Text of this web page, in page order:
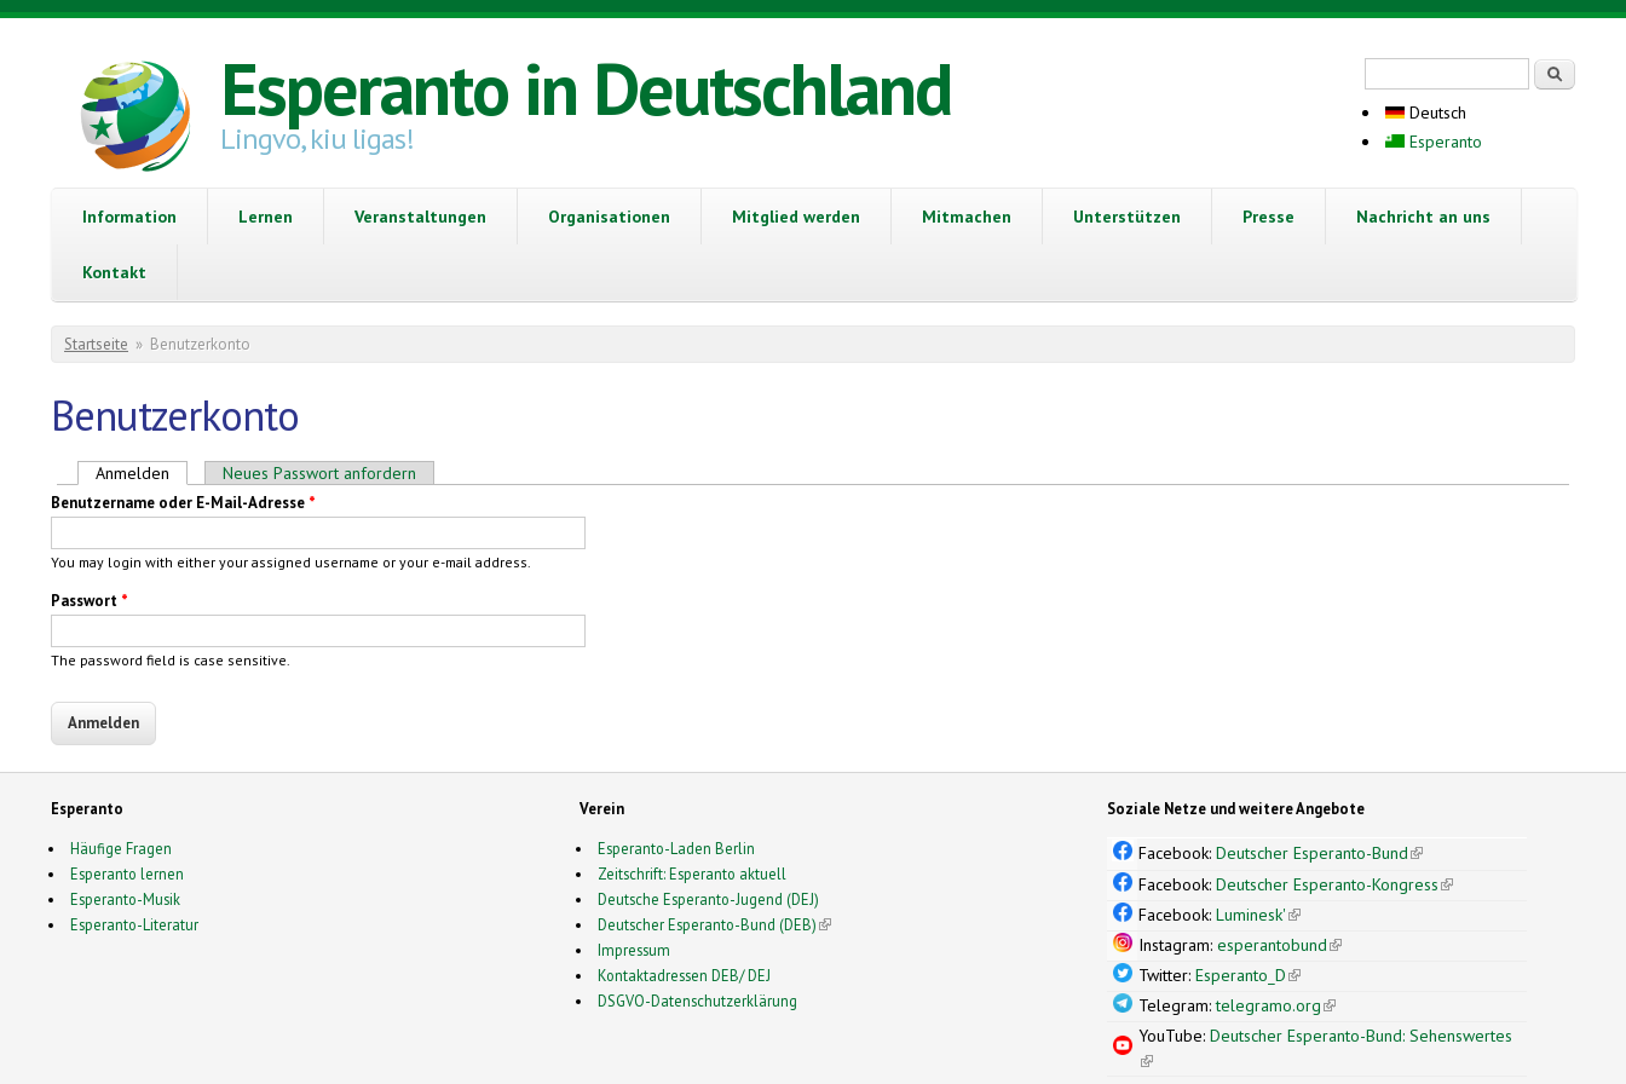
Direkt zum Inhalt
Esperanto in Deutschland
Lingvo, kiu ligas!
Deutsch
Esperanto
Information Lernen Veranstaltungen Organisationen Mitglied werden Mitmachen Unterstützen Presse Nachricht an uns
Kontakt
Sie sind hier
Startseite » Benutzerkonto
Benutzerkonto
Haupt-Reiter
Anmelden (aktiver Reiter)
Neues Passwort anfordern
Benutzername oder E-Mail-Adresse *
You may login with either your assigned username or your e-mail address.
Passwort *
The password field is case sensitive.
Esperanto
Häufige Fragen
Esperanto lernen
Esperanto-Musik
Esperanto-Literatur
Verein
Esperanto-Laden Berlin
Zeitschrift: Esperanto aktuell
Deutsche Esperanto-Jugend (DEJ)
Deutscher Esperanto-Bund (DEB)(link is external)
Impressum
Kontaktadressen DEB/ DEJ
DSGVO-Datenschutzerklärung
Soziale Netze und weitere Angebote
Facebook:Deutscher Esperanto-Bund(link is external)
Facebook:Deutscher Esperanto-Kongress(link is external)
Facebook:Luminesk'(link is external)
Instagram:esperantobund(link is external)
Twitter:Esperanto_D(link is external)
Telegram:telegramo.org(link is external)
YouTube:Deutscher Esperanto-Bund: Sehenswertes
(link is external)